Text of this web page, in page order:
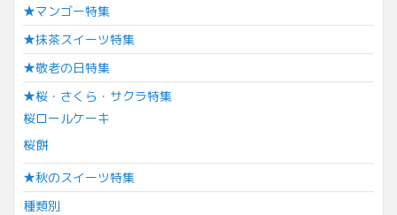
★マンゴー特集
★抹茶スイーツ特集
★敬老の日特集
★桜・さくら・サクラ特集
桜ロールケーキ
桜餅
★秋のスイーツ特集
種類別